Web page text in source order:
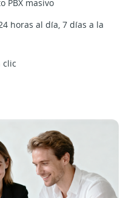
PBX masivo
horas al día, 7 días a la
clic